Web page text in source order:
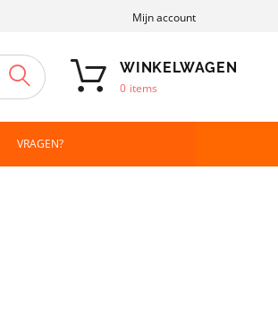
Mijn account
ZOEKEN WINKELWAGEN
0 items
VRAGEN?